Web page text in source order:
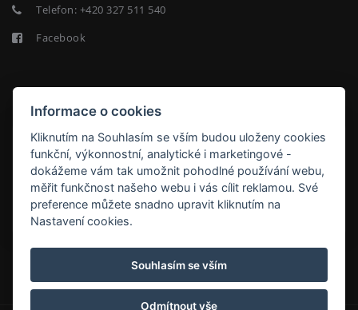
Telefon: +420 327 511 540
Facebook
NEWSLETTER
ODEBÍRAT
Informace o cookies
Kliknutím na Souhlasím se vším budou uloženy cookies
funkční, výkonnostní, analytické i marketingové -
dokážeme vám tak umožnit pohodlné používání webu,
měřit funkčnost našeho webu i vás cílit reklamou. Své
preference můžete snadno upravit kliknutím na
Nastavení cookies.
Souhlasím se vším
Odmítnout vše